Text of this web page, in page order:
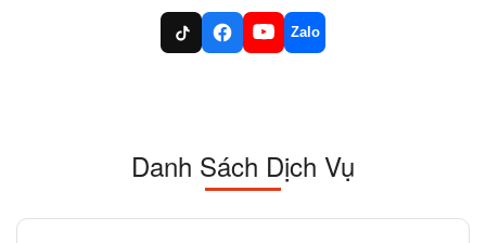
Zalo
Danh Sách Dịch Vụ